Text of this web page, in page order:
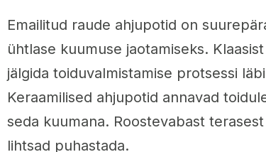
Emailitud raude ahjupotid on
ühtlase kuumuse jaotamiseks.
jälgida toiduvalmistamise protsessi
Keraamilised ahjupotid annavad
seda kuumana. Roostevabast
lihtsad puhastada.